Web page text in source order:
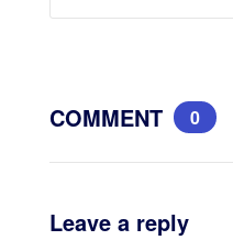
COMMENT 0
Leave a reply